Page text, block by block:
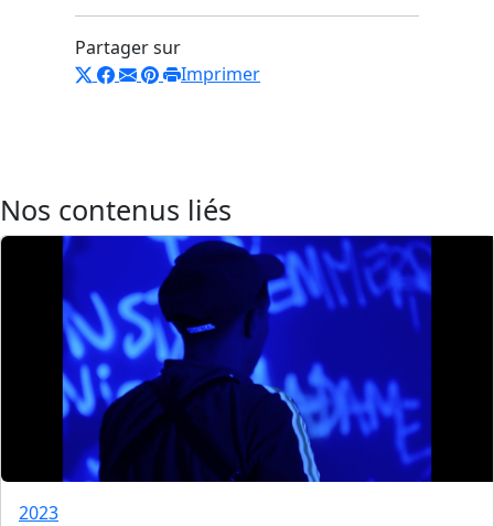
Partager sur
Imprimer
Nos contenus liés
2023